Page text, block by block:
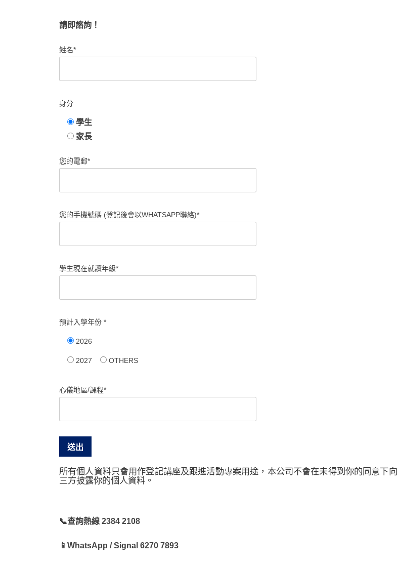
請即諮詢！
姓名*
身分
學生
家長
您的電郵*
您的手機號碼 (登記後會以WHATSAPP聯絡)*
學生現在就讀年級*
預計入學年份 *
2026
2027 OTHERS
心儀地區/課程*
所有個人資料只會用作登記講座及跟進活動專案用途，本公司不會在未得到你的同意下
三方披露你的個人資料。
📞查詢熱線 2384 2108
📱WhatsApp / Signal 6270 7893